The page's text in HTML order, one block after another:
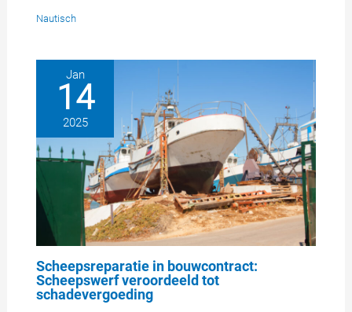
Nautisch
Jan
14
2025
Scheepsreparatie in bouwcontract:
Scheepswerf veroordeeld tot
schadevergoeding